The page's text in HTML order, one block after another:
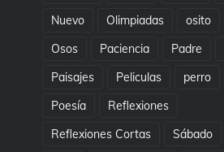
Nuevo
Olimpiadas osito
Osos
Paciencia Padre
Paisajes
Peliculas perro
Poesía
Reflexiones
Reflexiones Cortas
Sábado